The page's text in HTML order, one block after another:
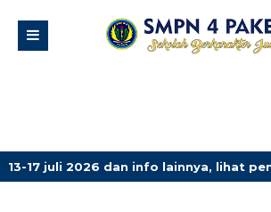
dan info lainnya, lihat